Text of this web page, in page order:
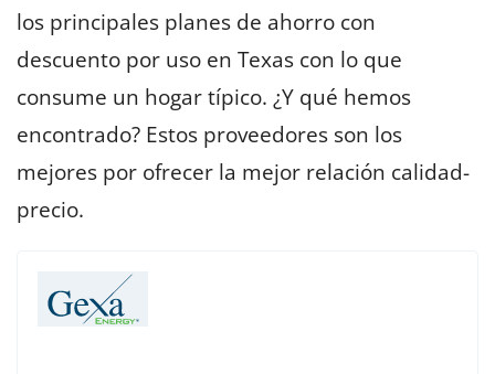
los principales planes de ahorro con
descuento por uso en Texas con lo que
consume un hogar típico. ¿Y qué hemos
encontrado? Estos proveedores son los
mejores por ofrecer la mejor relación calidad-
precio.